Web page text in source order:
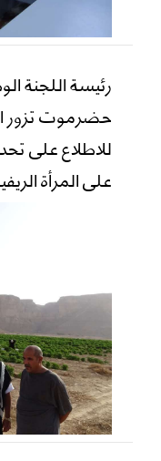
رئيسة اللجنة
حضرموت تزور
للاطلاع على
على المرأة